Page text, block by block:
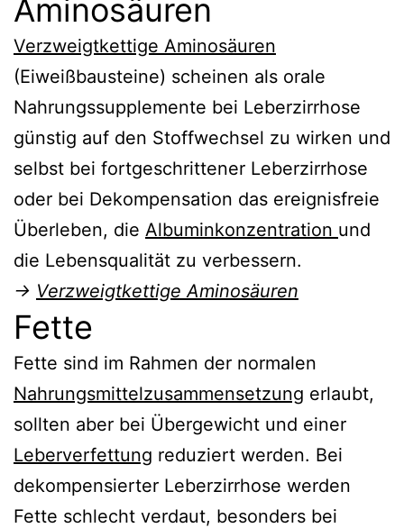
Aminosäuren
Verzweigtkettige Aminosäuren
(Eiweißbausteine) scheinen als orale
Nahrungssupplemente bei Leberzirrhose
günstig auf den Stoffwechsel zu wirken und
selbst bei fortgeschrittener Leberzirrhose
oder bei Dekompensation das ereignisfreie
Überleben, die Albuminkonzentration und
die Lebensqualität zu verbessern.
→ Verzweigtkettige Aminosäuren
Fette
Fette sind im Rahmen der normalen
Nahrungsmittelzusammensetzung erlaubt,
sollten aber bei Übergewicht und einer
Leberverfettung reduziert werden. Bei
dekompensierter Leberzirrhose werden
Fette schlecht verdaut, besonders bei